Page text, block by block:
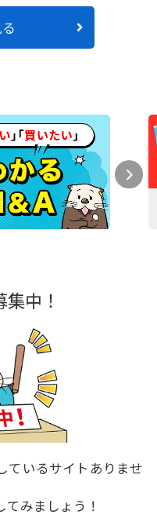
中！
ているサイトありませ
みましょう！